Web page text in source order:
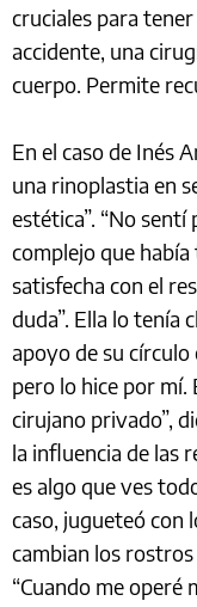
cruciales para
accidente, una
cuerpo. Permite
En el caso de Inés
una rinoplastia en
estética”. “No sentí
complejo que
satisfecha con el
duda”. Ella lo tenía
apoyo de su círculo
pero lo hice por mí.
cirujano privado”,
la influencia de las
es algo que ves
caso, jugueteó con
cambian los
“Cuando me operé